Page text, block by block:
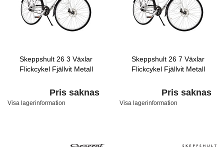
Skeppshult 26 3 Växlar
Flickcykel Fjällvit Metall
Pris saknas
Visa lagerinformation
Skeppshult 26 7 Växlar
Flickcykel Fjällvit Metall
Pris saknas
Visa lagerinformation